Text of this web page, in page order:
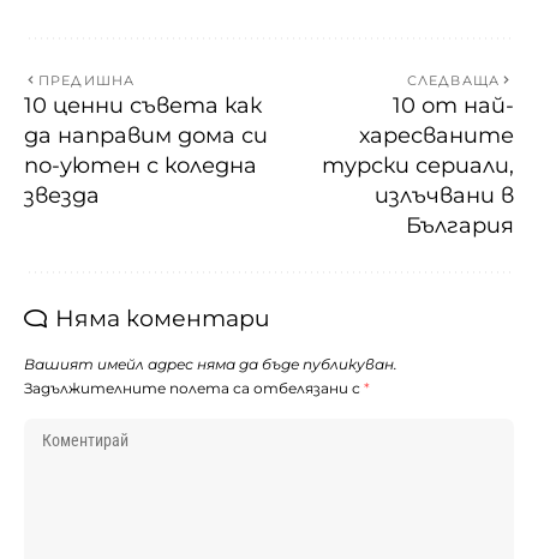
ПРЕДИШНА
10 ценни съвета как
да направим дома си
по-уютен с коледна
звезда
СЛЕДВАЩА
10 от най-
харесваните
турски сериали,
излъчвани в
България
Няма коментари
Вашият имейл адрес няма да бъде публикуван.
Задължителните полета са отбелязани с *